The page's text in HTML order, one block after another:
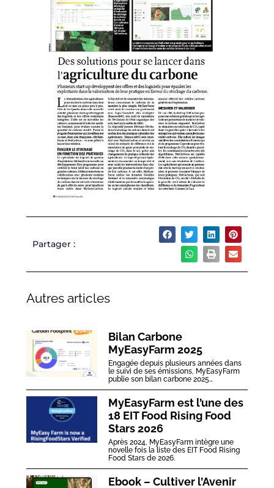
Partager :
Autres articles
Bilan Carbone
MyEasyFarm 2025
Engagée depuis plusieurs années dans
le suivi de ses émissions, MyEasyFarm
publie son bilan carbone 2025…
MyEasyFarm est l’une des
18 EIT Food Rising Food
Stars 2026
Après 2024, MyEasyFarm intègre une
novelle fois la liste des EIT Food Rising
Food Stars de 2026.
Ebook – Cultiver l’Avenir